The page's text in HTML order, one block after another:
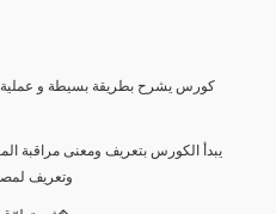
كورس يشرح بطريقة بسيطة و عملية
يبدأ الكورس بتعريف ومعنى مراقبة
وتعريف